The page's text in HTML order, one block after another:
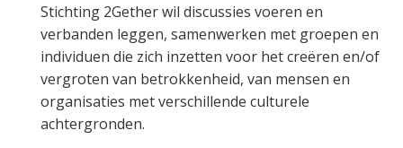
Stichting 2Gether wil discussies voeren en
verbanden leggen, samenwerken met groepen en
individuen die zich inzetten voor het creëren en/of
vergroten van betrokkenheid, van mensen en
organisaties met verschillende culturele
achtergronden.